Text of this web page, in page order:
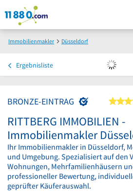
Immobilienmakler
Düsseldorf
Ergebnisliste
BRONZE-EINTRAG
RITTBERG IMMOBILIEN -
Immobilienmakler
Ihr Immobilienmakler in Düsseldorf,
und Umgebung. Spezialisiert auf den
Wohnungen, Mehrfamilienhäusern
professioneller Bewertung,
geprüfter Käuferauswahl.